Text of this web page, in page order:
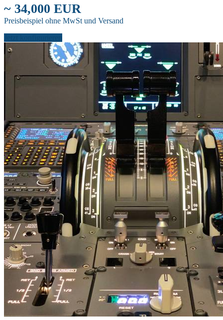
~ 34,000 EUR
Preisbeispiel ohne MwSt und Versand